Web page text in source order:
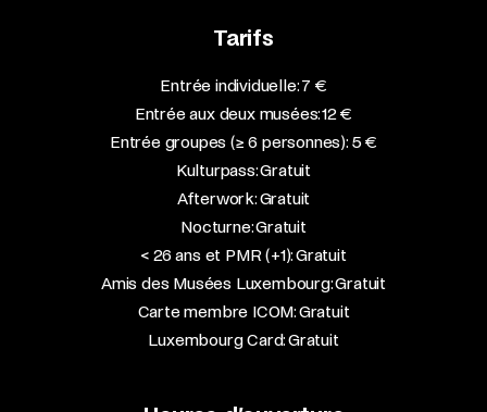
Tarifs
Entrée individuelle: 7 €
Entrée aux deux musées: 12 €
Entrée groupes (≥ 6 personnes): 5 €
Kulturpass: Gratuit
Afterwork: Gratuit
Nocturne: Gratuit
< 26 ans et PMR (+1): Gratuit
Amis des Musées Luxembourg: Gratuit
Carte membre ICOM: Gratuit
Luxembourg Card: Gratuit